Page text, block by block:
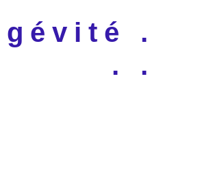
.
. .